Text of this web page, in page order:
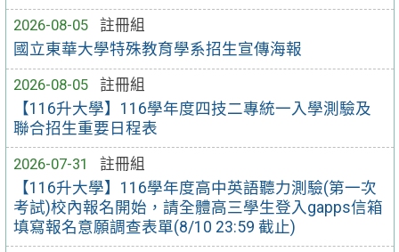
2026-08-05
註冊組
國立東華大學特殊教育學系招生宣傳海報
2026-08-05
註冊組
【116升大學】116學年度四技二專統一入學測驗及
聯合招生重要日程表
2026-07-31
註冊組
【116升大學】116學年度高中英語聽力測驗(第一次
考試)校內報名開始，請全體高三學生登入gapps信箱
填寫報名意願調查表單(8/10 23:59 截止)